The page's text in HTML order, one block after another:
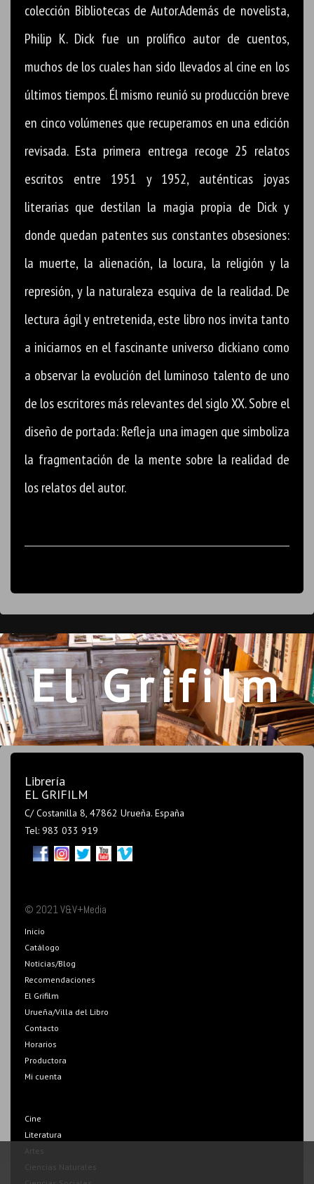
colección Bibliotecas de Autor.Además de novelista,
Philip K. Dick fue un prolífico autor de cuentos,
muchos de los cuales han sido llevados al cine en los
últimos tiempos. Él mismo reunió su producción breve
en cinco volúmenes que recuperamos en una edición
revisada. Esta primera entrega recoge 25 relatos
escritos entre 1951 y 1952, auténticas joyas
literarias que destilan la magia propia de Dick y
donde quedan patentes sus constantes obsesiones:
la muerte, la alienación, la locura, la religión y la
represión, y la naturaleza esquiva de la realidad. De
lectura ágil y entretenida, este libro nos invita tanto
a iniciarnos en el fascinante universo dickiano como
a observar la evolución del luminoso talento de uno
de los escritores más relevantes del siglo XX. Sobre el
diseño de portada: Refleja una imagen que simboliza
la fragmentación de la mente sobre la realidad de
los relatos del autor.
El Grifilm
Librería
EL GRIFILM
C/ Costanilla 8, 47862 Urueña. España
Tel: 983 033 919
© 2021 V&V+Media
Inicio
Catálogo
Noticias/Blog
Recomendaciones
El Grifilm
Urueña/Villa del Libro
Contacto
Horarios
Productora
Mi cuenta
Cine
Literatura
Artes
Ciencias Naturales